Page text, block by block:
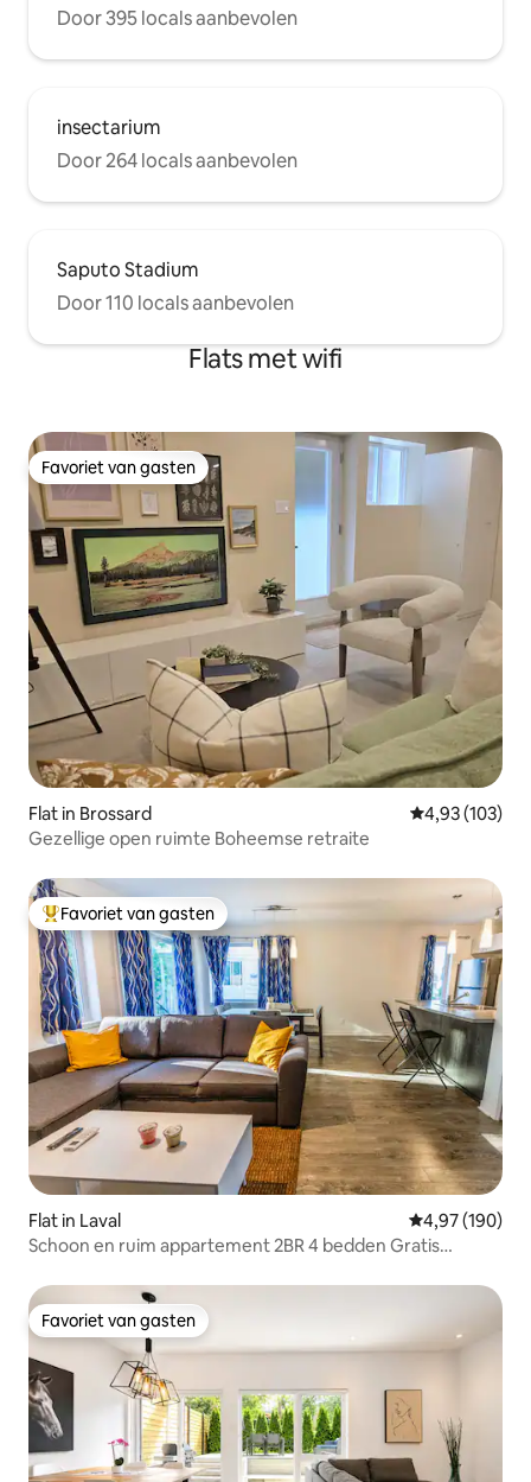
Door 395 locals aanbevolen
insectarium
Door 264 locals aanbevolen
Saputo Stadium
Door 110 locals aanbevolen
Flats met wifi
Favoriet van gasten
Favoriet van gasten
Flat in Brossard Gemiddelde
4,93 (103)
Gezellige open ruimte Boheemse retraite
Topfavoriet van gasten
Favoriet van gasten
Flat in Laval Gemiddelde
4,97 (190)
Schoon en ruim appartement 2BR 4 bedden Gratis
Favoriet van gasten
Favoriet van gasten